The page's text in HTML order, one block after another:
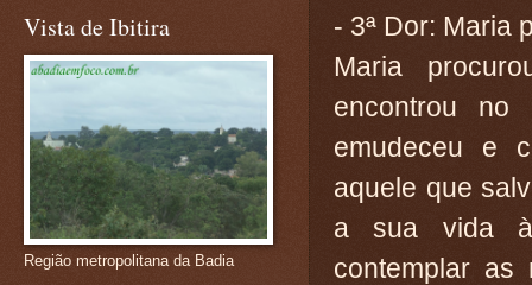
- 3ª Dor: Maria
Maria
encontrou no
emudeceu e
aquele que
a sua vida à
contemplar
Vista de Ibitira
Região metropolitana da Badia